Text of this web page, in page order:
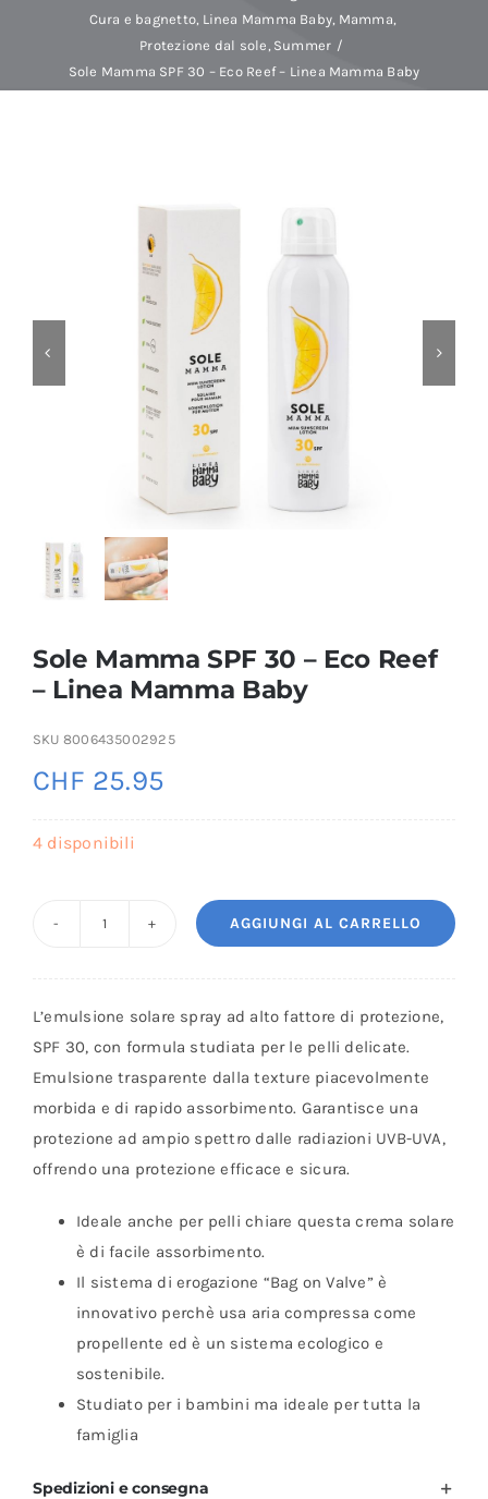
Cura e bagnetto Linea Mamma Baby Mamma
Protezione dal sole Summer
Sole Mamma SPF 30 – Eco Reef – Linea Mamma Baby
Sole Mamma SPF 30 – Eco Reef
– Linea Mamma Baby
SKU 8006435002925
CHF 25.95
4 disponibili
30
-
Eco
Reef
Linea
Mamma
Baby
quantità
AGGIUNGI AL CARRELLO
L’emulsione solare spray ad alto fattore di protezione,
SPF 30, con formula studiata per le pelli delicate.
Emulsione trasparente dalla texture piacevolmente
morbida e di rapido assorbimento. Garantisce una
protezione ad ampio spettro dalle radiazioni UVB-UVA,
offrendo una protezione efficace e sicura.
Ideale anche per pelli chiare questa crema solare
è di facile assorbimento.
Il sistema di erogazione “Bag on Valve” è
innovativo perchè usa aria compressa come
propellente ed è un sistema ecologico e
sostenibile.
Studiato per i bambini ma ideale per tutta la
famiglia
Spedizioni e consegna